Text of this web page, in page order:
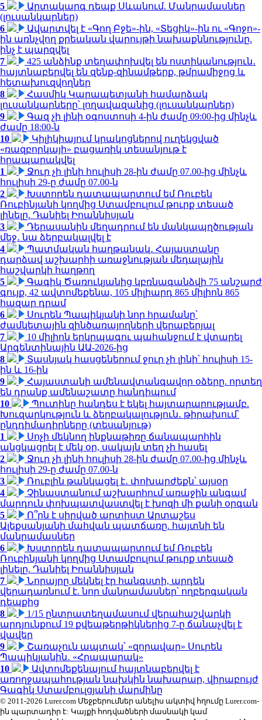
5
Արտակարգ դեպք Սևանում. Մանրամասներ
(լուսանկարներ)
6
Ավարտվել է «Գող Բջե»-ին, «Տեցիկ»-ին ու «Գոջո»-
ին առնչվող քրեական վարույթի նախաքննությունը.
ինչ է պարզվել
7
425 անձինք տեղափոխվել են ոստիկանություն․
հայտնաբերվել են զենք-զինամթերք, թմրամիջոց և
հետախուզվողներ
8
Հասմիկ Կարապետյանի համարձակ
լուսանկարները՝ լողավազանից (լուսանկարներ)
9
Գազ չի լինի օգոստոսի 4-ին ժամը 09:00-ից մինչև
ժամը 18:00-ն
10
Կիլիկիայում կրակոցներով ուղեկցված
«ռազբորկայի» բացառիկ տեսանյութ է
հրապարակվել
1
Ջուր չի լինի հուլիսի 28-ին ժամը 07.00-ից մինչև
հուլիսի 29-ը ժամը 07.00-ն
2
Խստորեն դատապարտում եմ Ռուբեն
Ռուբինյանի կողմից Ստամբուլում թուրք տեսած
լինելը. Դանիել Իոաննիսյան
3
Դերասանին մեղադրում են մանկապղծության
մեջ․ նա ձերբակալվել է
4
Պատմական հաղթանակ․ Հայաստանը
դարձավ աշխարհի առաջնության մեդալային
հաշվարկի հաղթող
5
Գագիկ Ծառուկյանից կբռնագանձվի 75 անշարժ
գույք, 42 ավտոմեքենա, 105 միլիարդ 865 միլիոն 865
հազար դրամ
6
Սուրեն Պապիկյանի նոր հրամանը՝
ժամկետային զինծառայողների վերաբերյալ
7
10 միլիոն երկրպագու պահանջում է վտարել
Արգենտինային ԱԱ-2026-ից
8
Տասնյակ հասցեներում ջուր չի լինի՝ հուլիսի 15-
ին և 16-ին
9
Հայաստանի ամենավտանգավոր օձերը. որտեղ
են դրանք ամենաշատը հանդիպում
10
Պուտինը հանդես է եկել հայտարարությամբ.
Խուզարկություն և ձերբակալություն․ թիրախում՝
ընդդիմադիրները (տեսանյութ)
1
Սոչի մեկնող ինքնաթիռը ճանապարհին
անցկացրել է մեկ օր, սակայն տեղ չի հասել
2
Ջուր չի լինի հուլիսի 28-ին ժամը 07.00-ից մինչև
հուլիսի 29-ը ժամը 07.00-ն
3
Ռուբլին թանկացել է․ փոխարժեքն՝ այսօր
4
Չինաստանում աշխարհում առաջին անգամ
մարդուն փոխպատվաստվել է խոզի մի քանի օրգան
5
Ո՞րն է սիրված արտիստ Արտաշես
Ալեքսանյանի մահվան պատճառը. հայտնի են
մանրամասներ
6
Խստորեն դատապարտում եմ Ռուբեն
Ռուբինյանի կողմից Ստամբուլում թուրք տեսած
լինելը. Դանիել Իոաննիսյան
7
Նորայրը մեկնել էր հանգստի, արդեն
վերադառնում է. նոր մանրամասներ՝ ողբերգական
դեպքից
8
1/15 ընտրատեղամասում վերահաշվարկի
արդյունքում 19 քվեաթերթիկներից 7-ը ճանաչվել է
վավեր
9
Շառաչուն ապտակ՝ «զորավար» Սուրեն
Պապիկյանին․ «Հրապարակ»
10
Ավտոմեքենայում հայտնաբերվել է
առողջապահության նախկին նախարար, վիրաբույժ
Գագիկ Ստամբուլցյանի մարմինը
© 2011-2026 Lurer.com Մեջբերումներ անելիս ակտիվ հղումը Lurer.com-
ին պարտադիր է: Կայքի հոդվածների մասնակի կամ